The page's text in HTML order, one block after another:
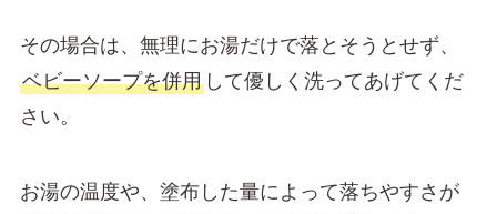
その場合は、無理にお湯だけで落とそうとせず、
ベビーソープを併用して優しく洗ってあげてくだ
さい。
お湯の温度や、塗布した量によって落ちやすさが